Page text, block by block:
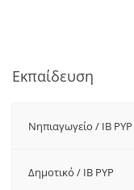
Εκπαίδευση
Νηπιαγωγείο / IB PYP
Δημοτικό / IB PYP